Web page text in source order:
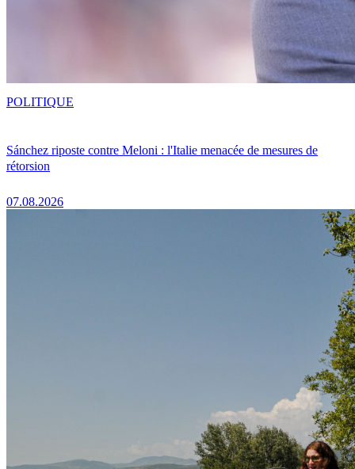
Sánchez riposte contre Meloni : l'Italie menacée de mesures de
rétorsion
07.08.2026
POLITIQUE